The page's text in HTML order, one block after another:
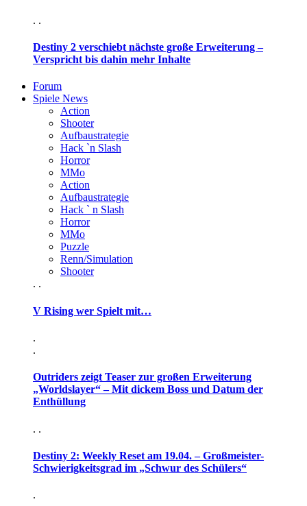
. .
Destiny 2 verschiebt nächste große Erweiterung –
Verspricht bis dahin mehr Inhalte
Forum
Spiele News
Action
Shooter
Aufbaustrategie
Hack `n Slash
Horror
MMo
Action
Aufbaustrategie
Hack ` n Slash
Horror
MMo
Puzzle
Renn/Simulation
Shooter
. .
V Rising wer Spielt mit…
.
.
Outriders zeigt Teaser zur großen Erweiterung
„Worldslayer“ – Mit dickem Boss und Datum der
Enthüllung
. .
Destiny 2: Weekly Reset am 19.04. – Großmeister-
Schwierigkeitsgrad im „Schwur des Schülers“
.